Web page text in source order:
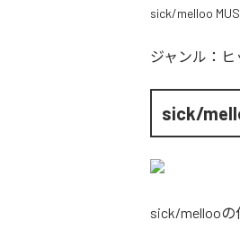
sick/melloo
ジャンル：
sick/
sick/mellooの